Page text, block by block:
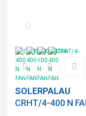
SOLERPALAU
CRHT/4-400 N